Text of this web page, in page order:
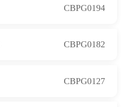
CBPG0194
CBPG0182
CBPG0127